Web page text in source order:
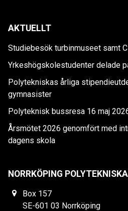
AKTUELLT
Studiebesök turbinmuseet samt
Yrkeshögskolestudenter delade
Polytekniskas årliga
gymnasister
Polyteknisk bussresa 16 maj
Årsmötet 2026 genomfört med
dagens skola
NORRKÖPING POLYTEKNISKA
Box 157
SE-601 03 Norrköping